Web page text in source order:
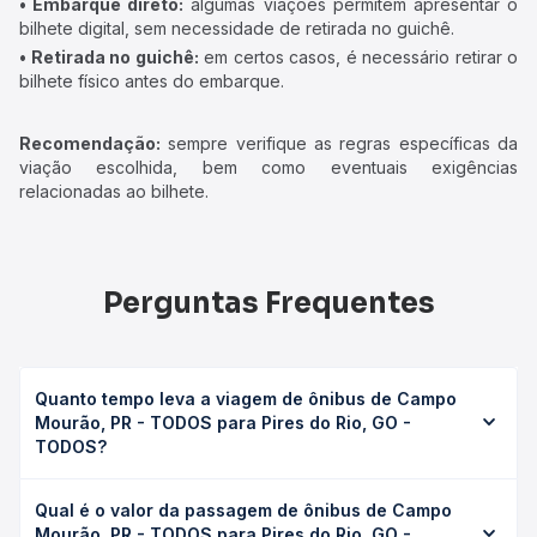
• Embarque direto: algumas viações permitem apresentar o
bilhete digital, sem necessidade de retirada no guichê.
• Retirada no guichê: em certos casos, é necessário retirar o
bilhete físico antes do embarque.
Recomendação: sempre verifique as regras específicas da
viação escolhida, bem como eventuais exigências
relacionadas ao bilhete.
Perguntas Frequentes
Quanto tempo leva a viagem de ônibus de Campo
Mourão, PR - TODOS para Pires do Rio, GO -
TODOS?
Pires do Rio, GO - TODOS leva em média 0 horas,
Qual é o valor da passagem de ônibus de Campo